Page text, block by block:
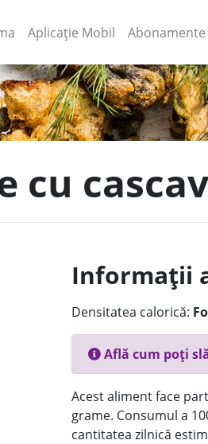
(current)
Aplicație Mobil (current)
Abonamente
cu
Informații
Densitatea calorică:
Află cum poți
Acest aliment face
grame. Consumul a
cantitatea zilnică